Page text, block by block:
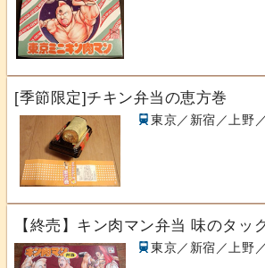
[季節限定]チキン弁当の恵方巻
東京／新宿／上野
【終売】キン肉マン弁当 味のタッ
東京／新宿／上野